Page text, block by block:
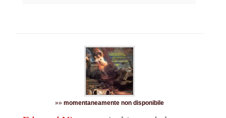
»» momentaneamente non disponibile